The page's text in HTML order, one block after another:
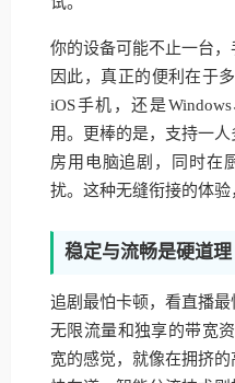
你的设备可能不止一台，
因此，真正的便利在于
iOS手机，还是
用。更棒的是，支持一
房用电脑追剧，同时在
扰。这种无缝衔接的体验
稳定与流畅是硬道理
追剧最怕卡顿，看直播
无限流量和独享的带宽
宽的感觉，就像在拥挤